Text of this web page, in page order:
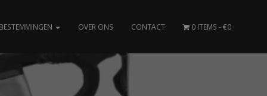
OVER ONS CONTACT 0 ITEMS €0